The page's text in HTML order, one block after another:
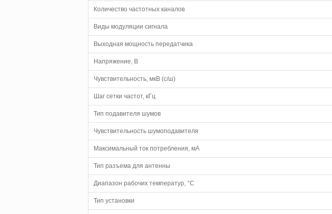
Количество частотных каналов
Виды модуляции сигнала
Выходная мощность передатчика
Напряжение, В
Чувствительность, мкВ (с/ш)
Шаг сетки частот, кГц
Тип подавителя шумов
Чувствительность шумоподавителя
Максимальный ток потребления, мА
Тип разъема для антенны
Диапазон рабочих температур, °С
Тип установки